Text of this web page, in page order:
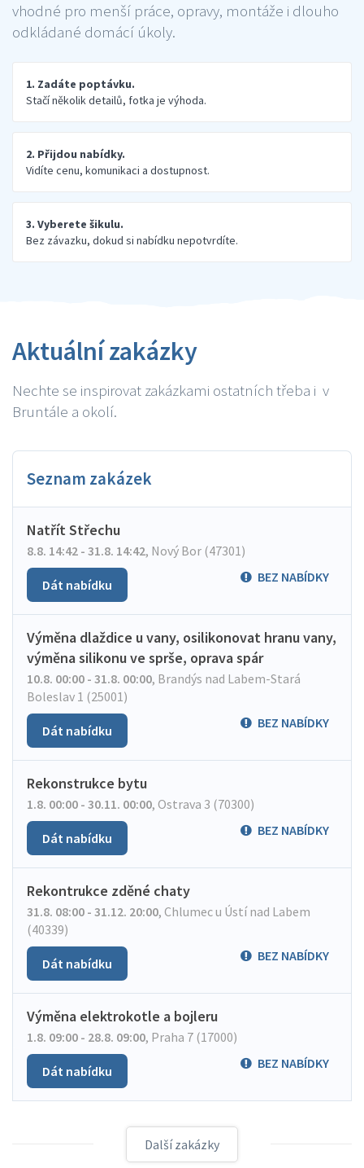
vhodné pro menší práce, opravy, montáže i dlouho
odkládané domácí úkoly.
1. Zadáte poptávku.
Stačí několik detailů, fotka je výhoda.
2. Přijdou nabídky.
Vidíte cenu, komunikaci a dostupnost.
3. Vyberete šikulu.
Bez závazku, dokud si nabídku nepotvrdíte.
Aktuální zakázky
Nechte se inspirovat zakázkami ostatních třeba i v
Bruntále a okolí.
Seznam zakázek
Natřít Střechu
8.8. 14:42 - 31.8. 14:42, Nový Bor (47301)
BEZ NABÍDKY
Dát nabídku
Výměna dlaždice u vany, osilikonovat hranu vany,
výměna silikonu ve sprše, oprava spár
10.8. 00:00 - 31.8. 00:00, Brandýs nad Labem-Stará
Boleslav 1 (25001)
BEZ NABÍDKY
Dát nabídku
Rekonstrukce bytu
1.8. 00:00 - 30.11. 00:00, Ostrava 3 (70300)
BEZ NABÍDKY
Dát nabídku
Rekontrukce zděné chaty
31.8. 08:00 - 31.12. 20:00, Chlumec u Ústí nad Labem
(40339)
BEZ NABÍDKY
Dát nabídku
Výměna elektrokotle a bojleru
1.8. 09:00 - 28.8. 09:00, Praha 7 (17000)
BEZ NABÍDKY
Dát nabídku
Další zakázky